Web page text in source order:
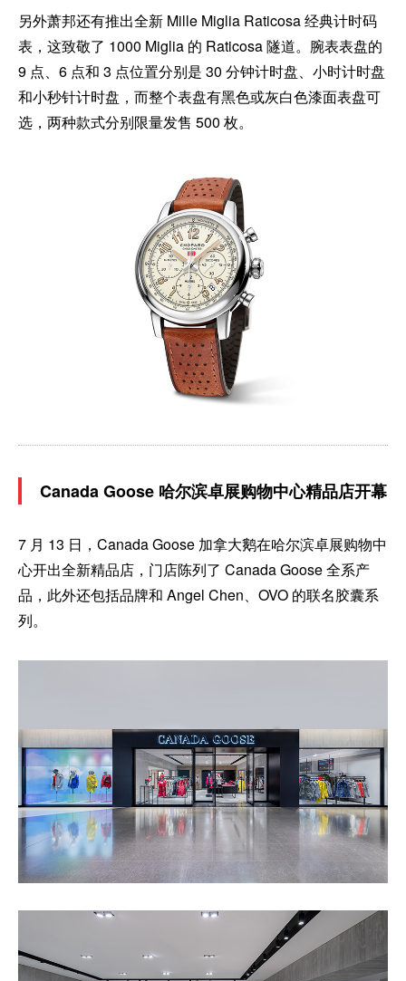
另外萧邦还有推出全新 Mille Miglia Raticosa 经典计时码
表，这致敬了 1000 Miglia 的 Raticosa 隧道。腕表表盘的
9 点、6 点和 3 点位置分别是 30 分钟计时盘、小时计时盘
和小秒针计时盘，而整个表盘有黑色或灰白色漆面表盘可
选，两种款式分别限量发售 500 枚。
Canada Goose 哈尔滨卓展购物中心精品店开幕
7 月 13 日，Canada Goose 加拿大鹅在哈尔滨卓展购物中
心开出全新精品店，门店陈列了 Canada Goose 全系产
品，此外还包括品牌和 Angel Chen、OVO 的联名胶囊系
列。